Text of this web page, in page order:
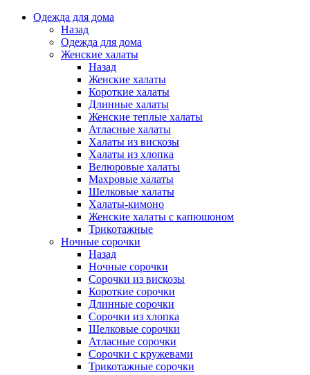
Одежда для дома
Назад
Одежда для дома
Женские халаты
Назад
Женские халаты
Короткие халаты
Длинные халаты
Женские теплые халаты
Атласные халаты
Халаты из вискозы
Халаты из хлопка
Велюровые халаты
Махровые халаты
Шелковые халаты
Халаты-кимоно
Женские халаты с капюшоном
Трикотажные
Ночные сорочки
Назад
Ночные сорочки
Сорочки из вискозы
Короткие сорочки
Длинные сорочки
Сорочки из хлопка
Шелковые сорочки
Атласные сорочки
Сорочки с кружевами
Трикотажные сорочки